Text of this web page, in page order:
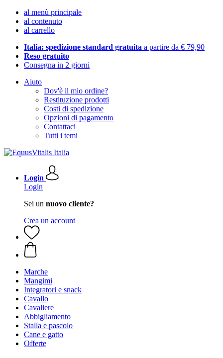
al menù principale
al contenuto
al carrello
Italia: spedizione standard gratuita a partire da € 79,90
Reso gratuito
Consegna in 2 giorni
Aiuto
Dov'è il mio ordine?
Restituzione prodotti
Costi di spedizione
Opzioni di pagamento
Contattaci
Tutti i temi
Login
Login
Sei un nuovo cliente?
Crea un account
Marche
Mangimi
Integratori e snack
Cavallo
Cavaliere
Abbigliamento
Stalla e pascolo
Cane e gatto
Offerte